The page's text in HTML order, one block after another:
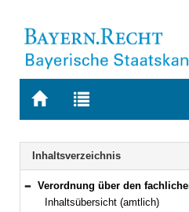
Zur
BAYERN.RECHT
Zur
letzten
Suche
Navigation
Inhaltsverzeichnis
Bereich reduzieren
Verordnung über den fachlichen Schwerpunkt Hygienekontrolldienst in der Fachlaufbahn Gesundheit
Inhaltsübersicht (amtlich)